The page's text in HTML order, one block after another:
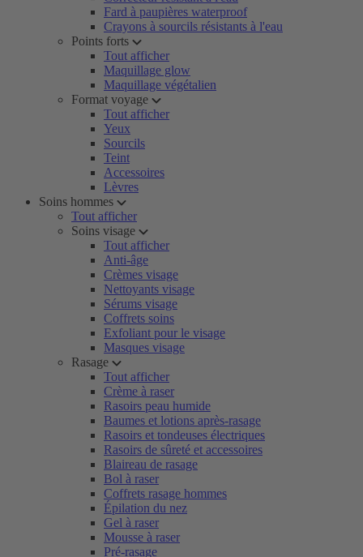
Fard à paupières waterproof
Crayons à sourcils résistants à l'eau
Points forts
Tout afficher
Maquillage glow
Maquillage végétalien
Format voyage
Tout afficher
Yeux
Sourcils
Teint
Accessoires
Lèvres
Soins hommes
Tout afficher
Soins visage
Tout afficher
Anti-âge
Crèmes visage
Nettoyants visage
Sérums visage
Coffrets soins
Exfoliant pour le visage
Masques visage
Rasage
Tout afficher
Crème à raser
Rasoirs peau humide
Baumes et lotions après-rasage
Rasoirs et tondeuses électriques
Rasoirs de sûreté et accessoires
Blaireau de rasage
Bol à raser
Coffrets rasage hommes
Épilation du nez
Gel à raser
Mousse à raser
Pré-rasage